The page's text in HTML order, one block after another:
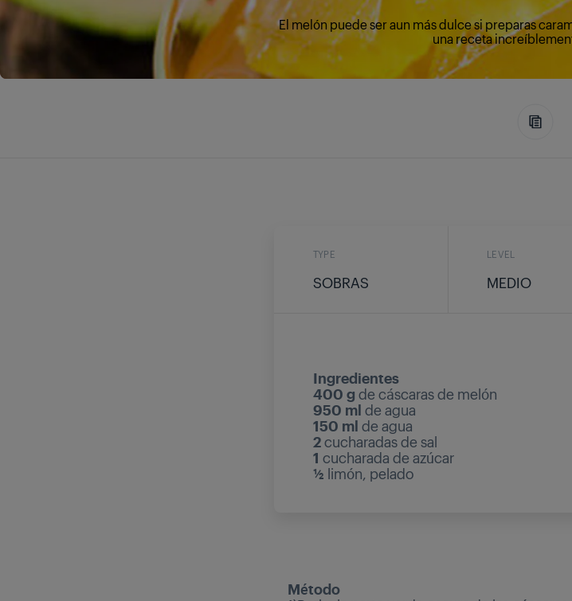
El melón puede ser aun más dulce si preparas
una receta
TYPE
SOBRAS
LEVEL
MEDIO
Ingredientes
400 g de cáscaras de melón
950 ml de agua
150 ml de agua
2cucharadas de sal
1 cucharada de azúcar
½ limón, pelado
Método